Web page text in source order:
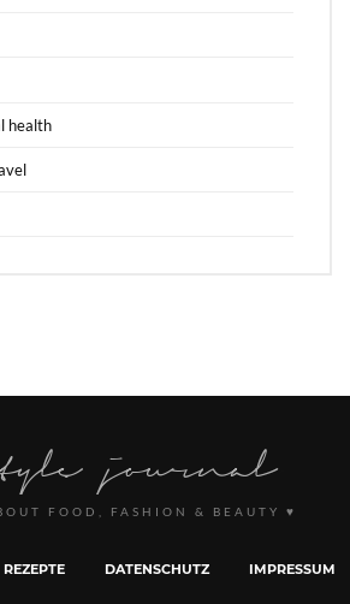
health
FOOD, FASHION & BEAUTY ♥
REZEPTE DATENSCHUTZ IMPRESSUM